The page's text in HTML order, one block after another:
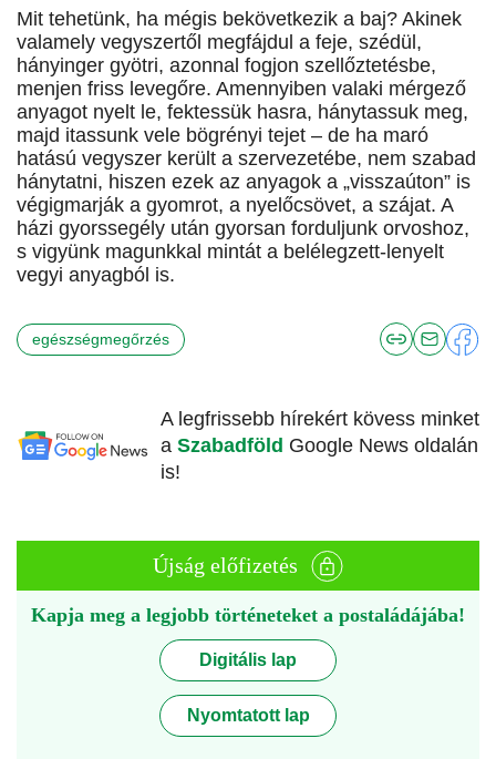
Mit tehetünk, ha mégis bekövetkezik a baj? Akinek
valamely vegyszertől megfájdul a feje, szédül,
hányinger gyötri, azonnal fogjon szellőztetésbe,
menjen friss levegőre. Amennyiben valaki mérgező
anyagot nyelt le, fektessük hasra, hánytassuk meg,
majd itassunk vele bögrényi tejet – de ha maró
hatású vegyszer került a szervezetébe, nem szabad
hánytatni, hiszen ezek az anyagok a „visszaúton” is
végigmarják a gyomrot, a nyelőcsövet, a szájat. A
házi gyorssegély után gyorsan forduljunk orvoshoz,
s vigyünk magunkkal mintát a belélegzett-lenyelt
vegyi anyagból is.
egészségmegőrzés
A legfrissebb hírekért kövess minket
a Szabadföld Google News oldalán
is!
Újság előfizetés
Kapja meg a legjobb történeteket a postaládájába!
Digitális lap
Nyomtatott lap